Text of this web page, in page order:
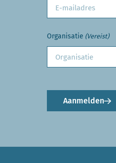
Organisatie (Vereist)
Aanmelden